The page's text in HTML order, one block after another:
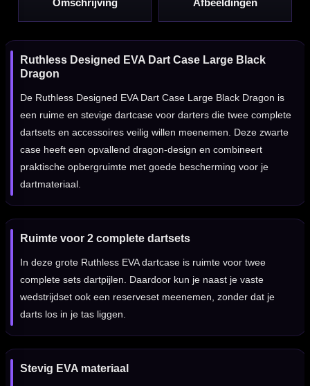
Ruthless Designed EVA Dart Case Large Black
Dragon
De Ruthless Designed EVA Dart Case Large Black Dragon is
een ruime en stevige dartcase voor darters die twee complete
dartsets en accessoires veilig willen meenemen. Deze zwarte
case heeft een opvallend dragon-design en combineert
praktische opbergruimte met goede bescherming voor je
dartmateriaal.
Ruimte voor 2 complete dartsets
In deze grote Ruthless EVA dartcase is ruimte voor twee
complete sets dartpijlen. Daardoor kun je naast je vaste
wedstrijdset ook een reserveset meenemen, zonder dat je
darts los in je tas liggen.
Stevig EVA materiaal